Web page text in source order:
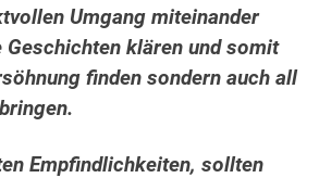
Umgang miteinander
Geschichten klären und somit
finden sondern auch all
Empfindlichkeiten, sollten